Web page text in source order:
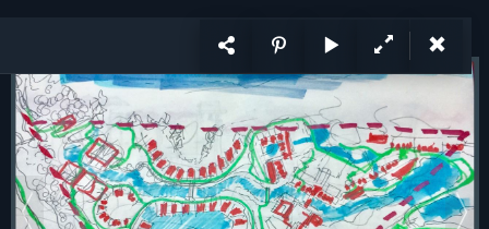
VI
Ý tưởng Trang
Ý tưởng Hỏi đáp Tổ chức Cá nhân Năng lực Tuyển